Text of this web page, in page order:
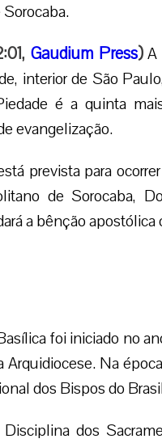
Gaudium Press)A
interior de São
é a quinta
evangelização.
prevista para
de Sorocaba,
a bênção
foi iniciado no
Na
dos Bispos do
dos